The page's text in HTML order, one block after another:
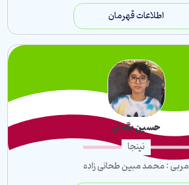
اطلاعات قهرمان
حسین بگدلی
نینجا
مربی : محمد مبین طحانی زاده